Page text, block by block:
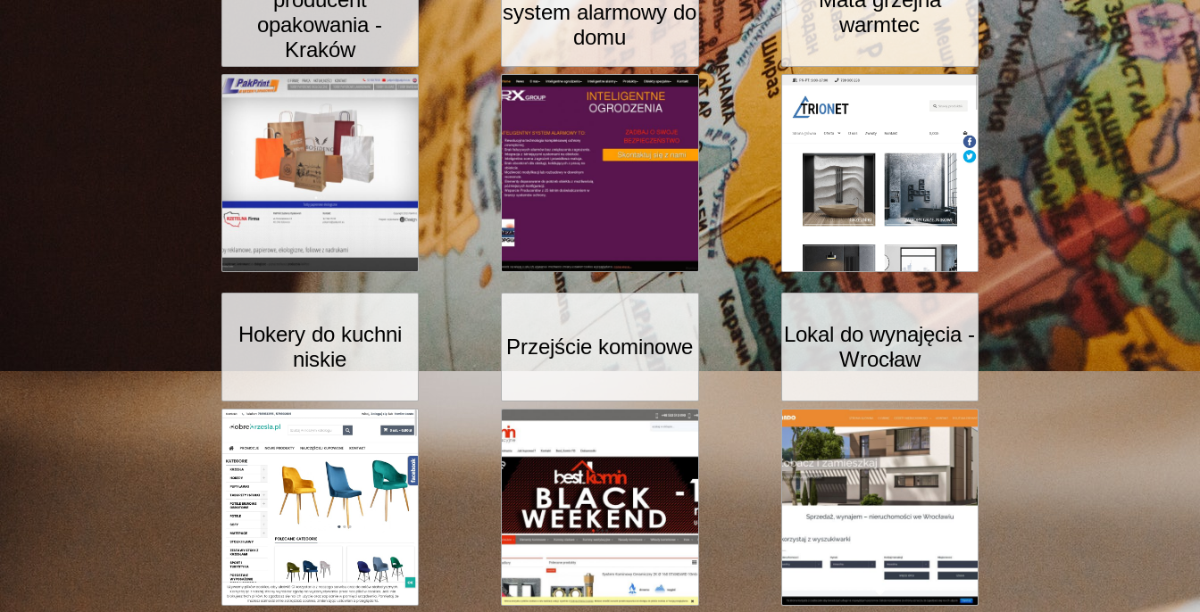
opakowania -
Kraków
system alarmowy do
domu
warmtec
Hokery do kuchni
niskie
Przejście kominowe
Lokal do wynajęcia -
Wrocław